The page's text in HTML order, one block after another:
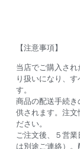
【注意事項】
当店でご購入さ
り扱いになり、
す。
商品の配送手続
供されます。注文
ださい。
ご注文後、５営
は別途ご連絡）